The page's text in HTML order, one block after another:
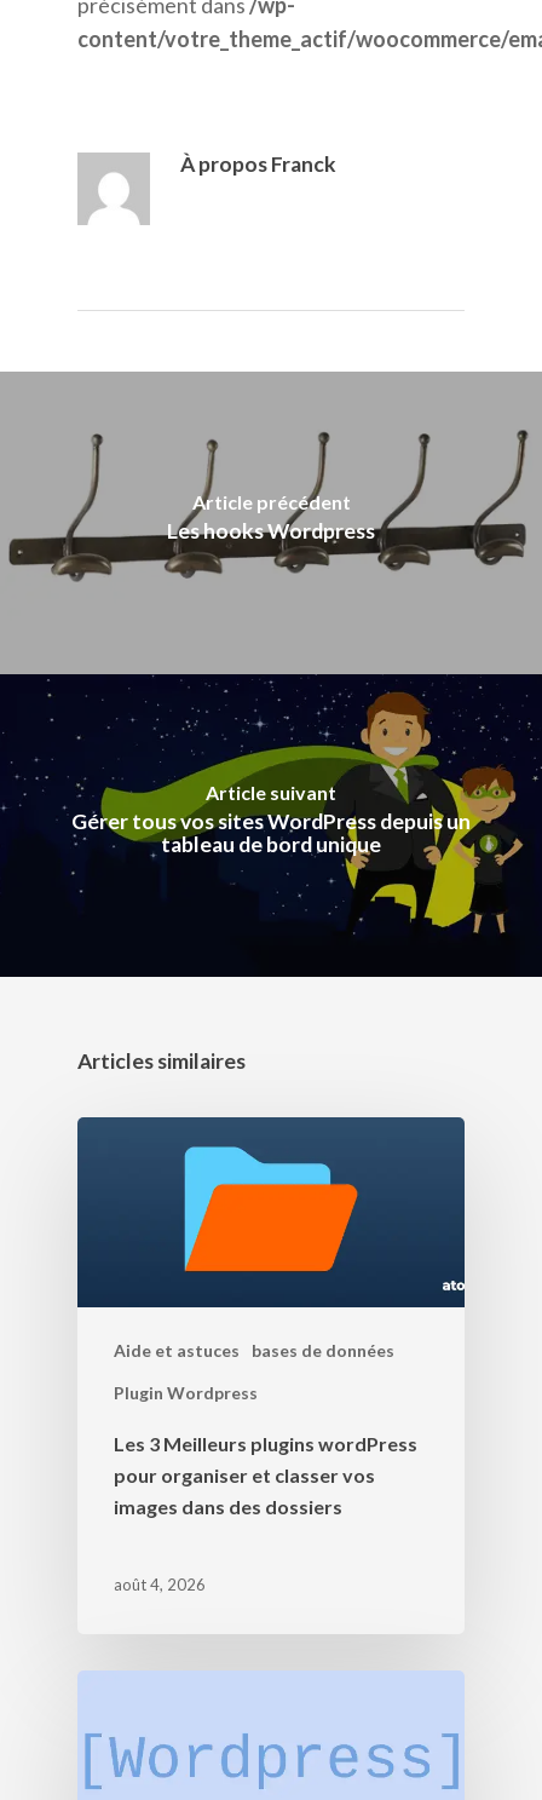
content/votre_theme_actif/woocommerce/
À proposFranck
Article précédent
Les hooks Wordpress
Article suivant
Gérer tous vos sites WordPress depuis un
tableau de bord unique
Articles similaires
Aide et astuces bases de données
Plugin Wordpress
Les 3 Meilleurs plugins wordPress
pour organiser et classer vos
images dans des dossiers
août 4, 2026